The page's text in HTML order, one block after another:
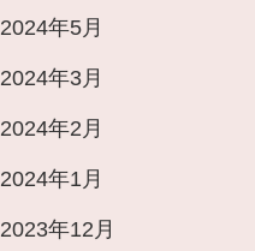
2024年5月
2024年3月
2024年2月
2024年1月
2023年12月